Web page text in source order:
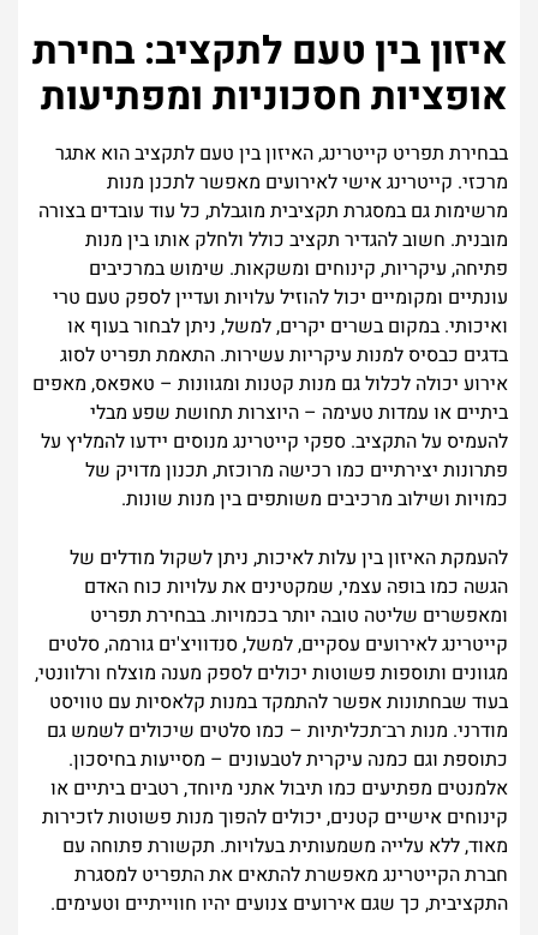
איזון בין טעם לתקציב: בחירת
אופציות חסכוניות ומפתיעות
בבחירת תפריט קייטרינג, האיזון בין טעם לתקציב הוא אתגר
מרכזי. קייטרינג אישי לאירועים מאפשר לתכנן מנות
מרשימות גם במסגרת תקציבית מוגבלת, כל עוד עובדים בצורה
מובנית. חשוב להגדיר תקציב כולל ולחלק אותו בין מנות
פתיחה, עיקריות, קינוחים ומשקאות. שימוש במרכיבים
עונתיים ומקומיים יכול להוזיל עלויות ועדיין לספק טעם טרי
ואיכותי. במקום בשרים יקרים, למשל, ניתן לבחור בעוף או
בדגים כבסיס למנות עיקריות עשירות. התאמת תפריט לסוג
אירוע יכולה לכלול גם מנות קטנות ומגוונות – טאפאס, מאפים
ביתיים או עמדות טעימה – היוצרות תחושת שפע מבלי
להעמיס על התקציב. ספקי קייטרינג מנוסים יידעו להמליץ על
פתרונות יצירתיים כמו רכישה מרוכזת, תכנון מדויק של
כמויות ושילוב מרכיבים משותפים בין מנות שונות.
להעמקת האיזון בין עלות לאיכות, ניתן לשקול מודלים של
הגשה כמו בופה עצמי, שמקטינים את עלויות כוח האדם
ומאפשרים שליטה טובה יותר בכמויות. בבחירת תפריט
קייטרינג לאירועים עסקיים, למשל, סנדוויצ'ים גורמה, סלטים
מגוונים ותוספות פשוטות יכולים לספק מענה מוצלח ורלוונטי,
בעוד שבחתונות אפשר להתמקד במנות קלאסיות עם טוויסט
מודרני. מנות רב־תכליתיות – כמו סלטים שיכולים לשמש גם
כתוספת וגם כמנה עיקרית לטבעונים – מסייעות בחיסכון.
אלמנטים מפתיעים כמו תיבול אתני מיוחד, רטבים ביתיים או
קינוחים אישיים קטנים, יכולים להפוך מנות פשוטות לזכירות
מאוד, ללא עלייה משמעותית בעלויות. תקשורת פתוחה עם
חברת הקייטרינג מאפשרת להתאים את התפריט למסגרת
התקציבית, כך שגם אירועים צנועים יהיו חווייתיים וטעימים.